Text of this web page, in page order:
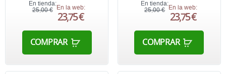
En tienda:
25,00 € En la web:
23,75 €
COMPRAR
En tienda:
25,00 €
En la web:
23,75 €
COMPRAR